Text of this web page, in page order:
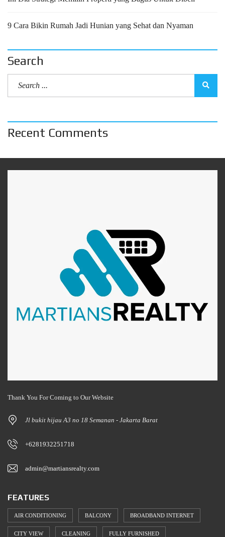
9 Cara Bikin Rumah Jadi Hunian yang Sehat dan Nyaman
Search
Recent Comments
Thank You For Coming to Our Website
Jl bukit hijau A3 no 18 Semanan - Jakarta Barat
+6281932251718
admin@martiansrealty.com
FEATURES
AIR CONDITIONING BALCONY BROADBAND INTERNET
CITY VIEW CLEANING FULLY FURNISHED